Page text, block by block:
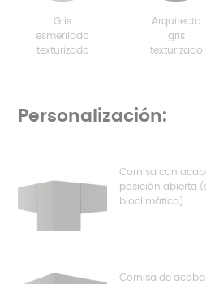
Gris
esmerilado
texturizado
Arquitecto
gris
texturizado
Personalización:
Cornisa con
posición abierta
bioclimática)
Cornisa de